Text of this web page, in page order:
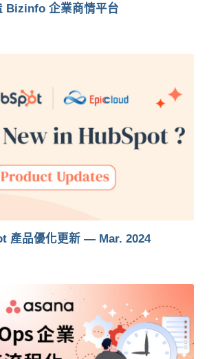
Bizinfo 企業商情平台
產品優化更新 — Mar. 2024